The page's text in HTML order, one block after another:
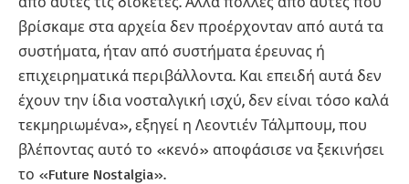
βρίσκαμε στα αρχεία δεν προέρχονταν από αυτά τα
συστήματα, ήταν από συστήματα έρευνας ή
επιχειρηματικά περιβάλλοντα. Και επειδή αυτά δεν
έχουν την ίδια νοσταλγική ισχύ, δεν είναι τόσο καλά
τεκμηριωμένα», εξηγεί η Λεοντιέν Τάλμπουμ, που
βλέποντας αυτό το «κενό» αποφάσισε να ξεκινήσει
το «Future Nostalgia».